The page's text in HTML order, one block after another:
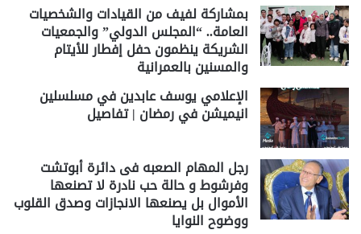
بمشاركة لفيف من القيادات والشخصيات
العامة.. “المجلس الدولي” والجمعيات
الشريكة ينظمون حفل إفطار للأيتام
والمسنين بالعمرانية
الإعلامي يوسف عابدين في مسلسلين
انيميشن في رمضان | تفاصيل
رجل المهام الصعبه فى دائرة أبوتشت
وفرشوط و حالة حب نادرة لا تصنعها
الأموال بل يصنعها الانجازات وصدق القلوب
ووضوح النوايا